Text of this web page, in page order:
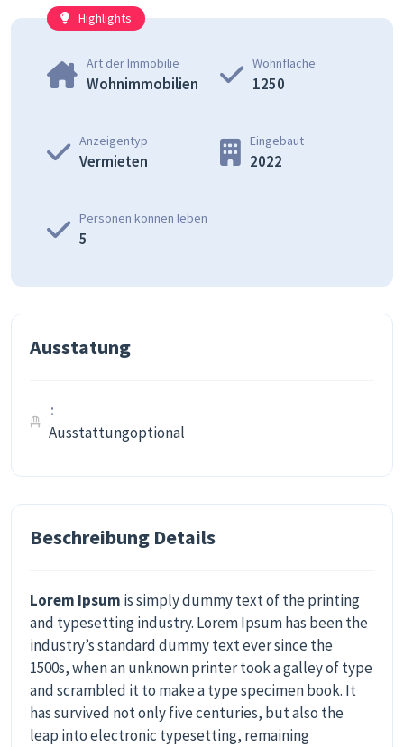
Highlights
Art der Immobilie
Wohnimmobilien
Wohnfläche
1250
Anzeigentyp
Vermieten
Eingebaut
2022
Personen können leben
5
Ausstatung
Ausstattungoptional
Beschreibung Details
Lorem Ipsum is simply dummy text of the printing
and typesetting industry. Lorem Ipsum has been the
industry’s standard dummy text ever since the
1500s, when an unknown printer took a galley of type
and scrambled it to make a type specimen book. It
has survived not only five centuries, but also the
leap into electronic typesetting, remaining